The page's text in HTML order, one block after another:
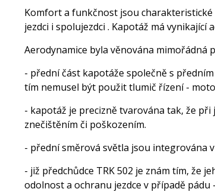
Komfort a funkčnost jsou charakteristické
jezdci i spolujezdci . Kapotáž má
Aerodynamice byla věnována mimořádná
- přední část kapotáže společně s
tím nemusel být použit tlumič řízení -
- kapotáž je precizně tvarována tak, že
znečištěním či poškozením.
- přední směrová světla jsou integrována
- již předchůdce TRK 502 je znám tím, že
odolnost a ochranu jezdce v případě pádu